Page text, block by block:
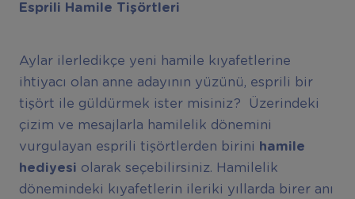
Esprili Hamile Tişörtleri
Aylar ilerledikçe yeni hamile kıyafetlerine
ihtiyacı olan anne adayının yüzünü, esprili bir
tişört ile güldürmek ister misiniz? Üzerindeki
çizim ve mesajlarla hamilelik dönemini
vurgulayan esprili tişörtlerden birini
hamile
hediyesi olarak seçebilirsiniz. Hamilelik
dönemindeki kıyafetlerin ileriki yıllarda birer anı